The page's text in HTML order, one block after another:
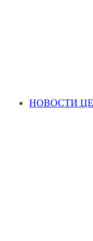
НОВОСТИ